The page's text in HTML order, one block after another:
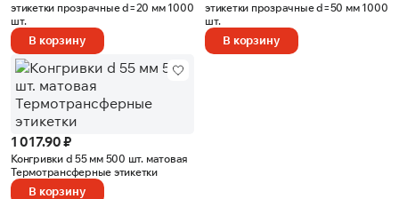
этикетки прозрачные d=20 мм 1000
шт.
В корзину
этикетки прозрачные d=50 мм 1000
шт.
В корзину
1 017.90 ₽
Конгривки d 55 мм 500 шт. матовая
Термотрансферные этикетки
В корзину